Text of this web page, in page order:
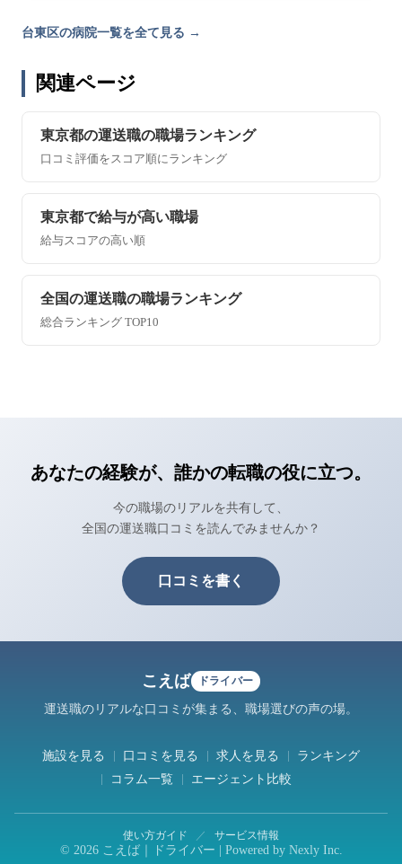
台東区の病院一覧を全て見る →
関連ページ
東京都の運送職の職場ランキング
口コミ評価をスコア順にランキング
東京都で給与が高い職場
給与スコアの高い順
全国の運送職の職場ランキング
総合ランキング TOP10
あなたの経験が、誰かの転職の役に立つ。
今の職場のリアルを共有して、
全国の運送職口コミを読んでみませんか？
口コミを書く
こえば ドライバー
運送職のリアルな口コミが集まる、職場選びの声の場。
施設を見る 口コミを見る 求人を見る
ランキング
コラム一覧
エージェント比較
使い方ガイド ／ サービス情報
© 2026 こえば｜ドライバー | Powered by Nexly Inc.